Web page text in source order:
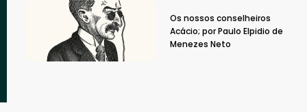
Os nossos conselheiros
Acácio; por Paulo Elpidio de
Menezes Neto